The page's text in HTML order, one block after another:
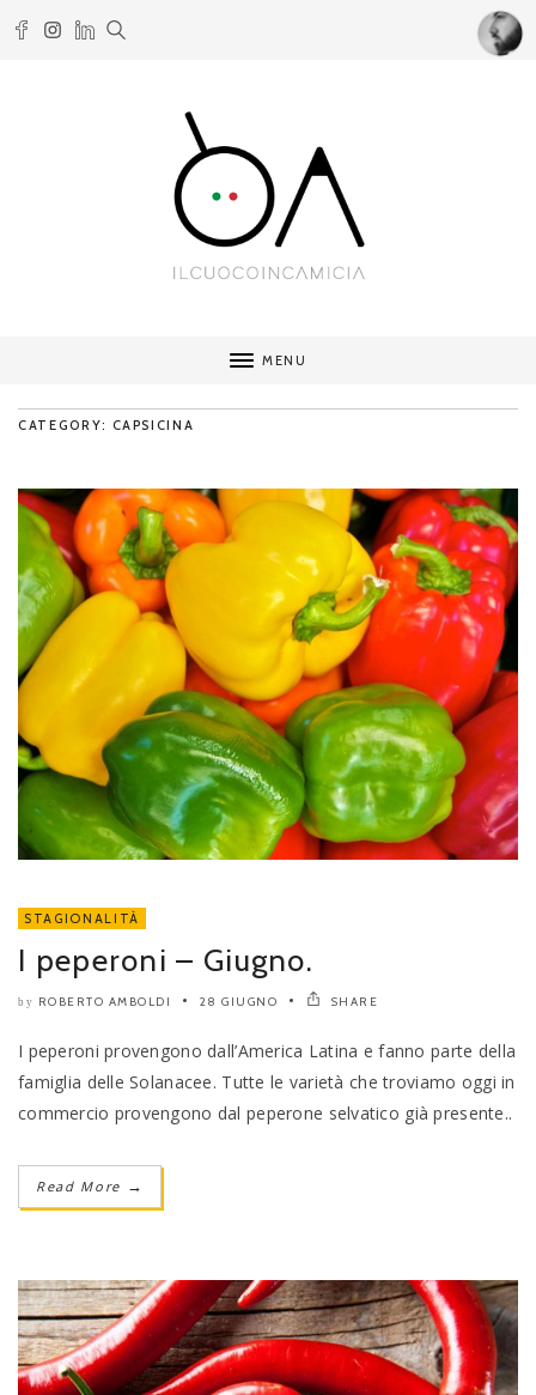
MENU
CATEGORY: CAPSICINA
STAGIONALITÀ
I peperoni – Giugno.
by ROBERTO AMBOLDI 28 GIUGNO SHARE
I peperoni provengono dall’America Latina e fanno parte della
famiglia delle Solanacee. Tutte le varietà che troviamo oggi in
commercio provengono dal peperone selvatico già presente..
Read More →